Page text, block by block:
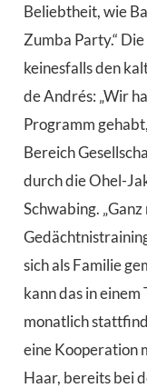
Beliebtheit, wie
Zumba Party.“
keinesfalls den
de Andrés: „Wir
Programm
Bereich
durch die Ohel-
Schwabing.
sich als Familie
kann das in einem
monatlich
eine Kooperation
Haar, bereits bei